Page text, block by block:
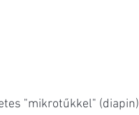
"mikrotűkkel" (diapin)